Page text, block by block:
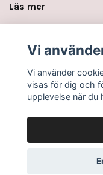
Läs mer
©
Vi
Vi använder
visas för dig och
upplevelse när du